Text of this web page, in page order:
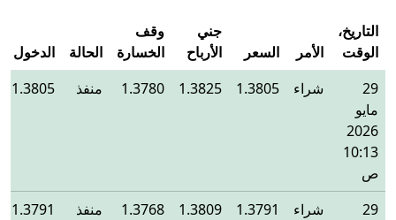
التاريخ،
الوقت
الأمر السعر
جني
الأرباح
وقف
الخسارة
الحالة
الدخول
29
مايو
2026
10:13
ص
شراء 1.3805
1.3825
1.3780 منفذ 1.3805
29
شراء 1.3791
1.3809
1.3768 منفذ 1.3791